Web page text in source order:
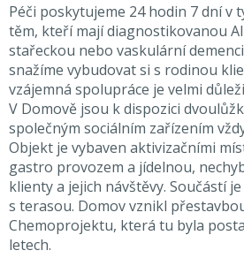
Péči poskytujeme 24 hodin 7 dní v
těm, kteří mají diagnostikovanou
stařeckou nebo vaskulární
snažíme vybudovat si s rodinou
vzájemná spolupráce je velmi
V Domově jsou k dispozici
společným sociálním zařízením
Objekt je vybaven aktivizačními
gastro provozem a jídelnou,
klienty a jejich návštěvy. Součástí
s terasou. Domov vznikl
Chemoprojektu, která tu byla
letech.